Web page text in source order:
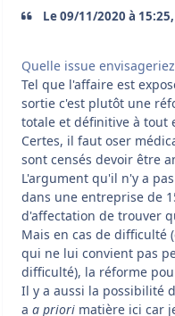
Le 09/11/2020 à
Quelle issue
Tel que l'affaire est
sortie c'est plutôt une
totale et définitive à tout
Certes, il faut oser
sont censés devoir être
L'argument qu'il n'y a
dans une entreprise de
d'affectation de trouver
Mais en cas de difficulté
qui ne lui convient pas
difficulté), la réforme
Il y a aussi la possibilité
a a priori matière ici car